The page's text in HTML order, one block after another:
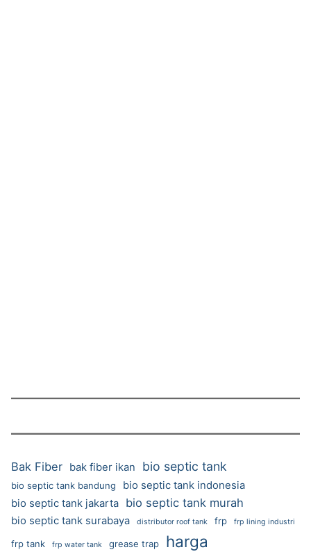
Bak Fiber bak fiber ikan bio septic tank
bio septic tank bandung
bio septic tank indonesia
bio septic tank jakarta
bio septic tank murah
bio septic tank surabaya distributor roof tank frp frp lining industri
frp tank frp water tank grease trap harga